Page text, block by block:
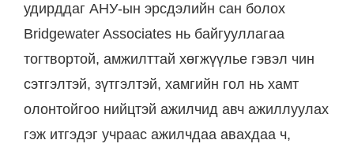
удирддаг АНУ-ын эрсдэлийн сан болох
Bridgewater Associates нь байгууллагаа
тогтвортой, амжилттай хөгжүүлье гэвэл чин
сэтгэлтэй, зүтгэлтэй, хамгийн гол нь хамт
олонтойгоо нийцтэй ажилчид авч ажиллуулах
гэж итгэдэг учраас ажилчдаа авахдаа ч,